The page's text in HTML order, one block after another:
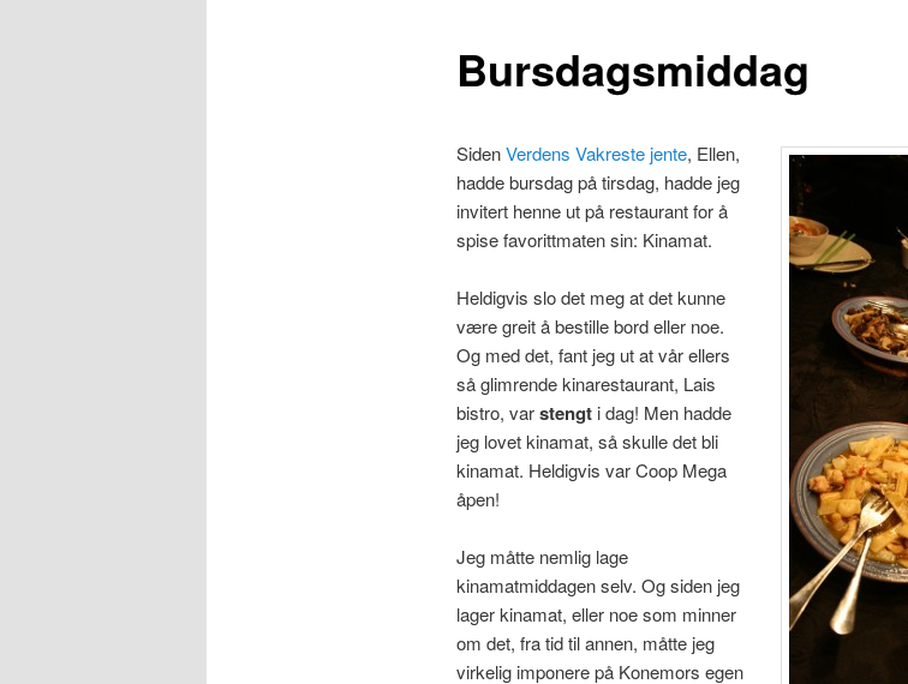
Bursdagsmiddag
SidenVerdens Vakreste jente, Ellen,
hadde bursdag på tirsdag, hadde jeg
invitert henne ut på restaurant for å
spise favorittmaten sin: Kinamat.
Heldigvis slo det meg at det kunne
være greit å bestille bord eller noe.
Og med det, fant jeg ut at vår ellers
så glimrende kinarestaurant, Lais
bistro, varstengti dag! Men hadde
jeg lovet kinamat, så skulle det bli
kinamat. Heldigvis var Coop Mega
åpen!
Jeg måtte nemlig lage
kinamatmiddagen selv. Og siden jeg
lager kinamat, eller noe som minner
om det, fra tid til annen, måtte jeg
virkelig imponere på Konemors egen